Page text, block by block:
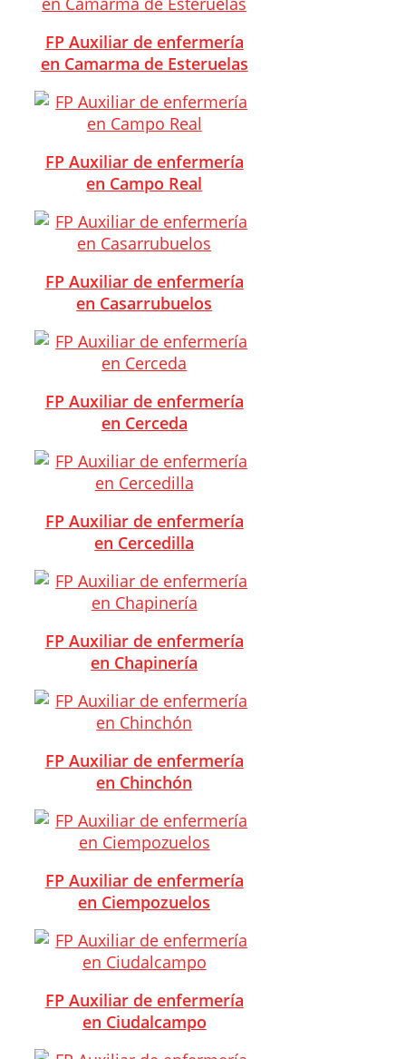
FP Auxiliar de enfermería
en Camarma de Esteruelas
FP Auxiliar de enfermería
en Campo Real
FP Auxiliar de enfermería
en Casarrubuelos
FP Auxiliar de enfermería
en Cerceda
FP Auxiliar de enfermería
en Cercedilla
FP Auxiliar de enfermería
en Chapinería
FP Auxiliar de enfermería
en Chinchón
FP Auxiliar de enfermería
en Ciempozuelos
FP Auxiliar de enfermería
en Ciudalcampo